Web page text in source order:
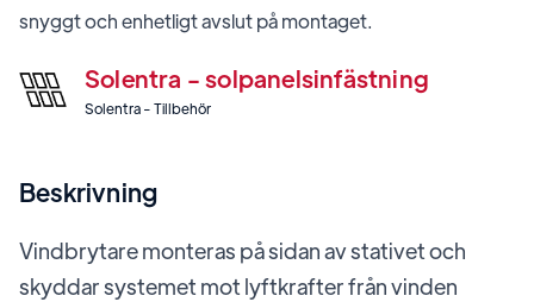
snyggt och enhetligt avslut på montaget.
Solentra - solpanelsinfästning
Solentra - Tillbehör
Beskrivning
Vindbrytare monteras på sidan av stativet och
skyddar systemet mot lyftkrafter från vinden